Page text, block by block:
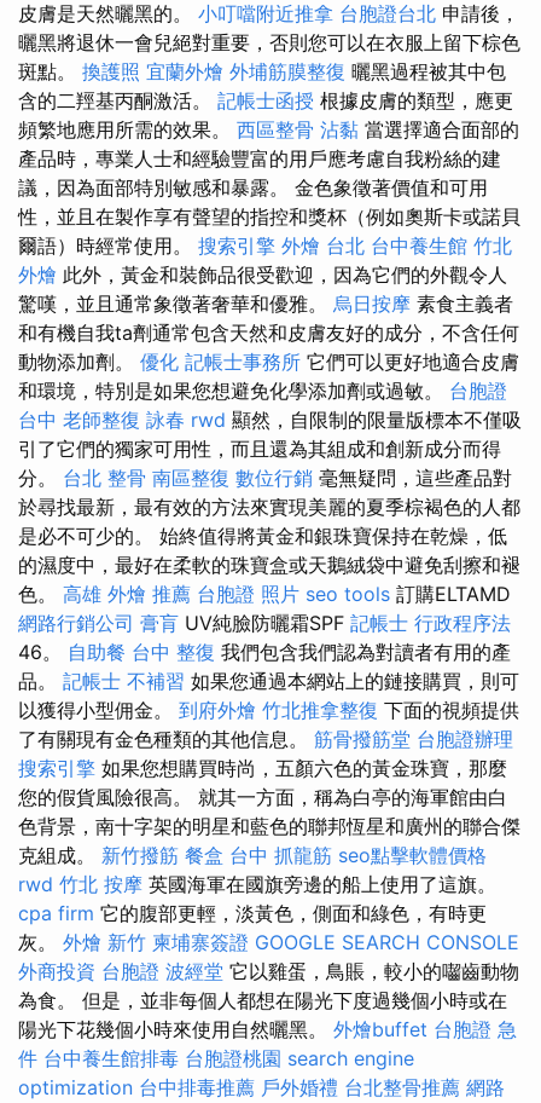
皮膚是天然曬黑的。 小叮噹附近推拿 台胞證台北 申請後，
曬黑將退休一會兒絕對重要，否則您可以在衣服上留下棕色
斑點。 換護照 宜蘭外燴 外埔筋膜整復 曬黑過程被其中包
含的二羥基丙酮激活。 記帳士函授 根據皮膚的類型，應更
頻繁地應用所需的效果。 西區整骨 沾黏 當選擇適合面部的
產品時，專業人士和經驗豐富的用戶應考慮自我粉絲的建
議，因為面部特別敏感和暴露。 金色象徵著價值和可用
性，並且在製作享有聲望的指控和獎杯（例如奧斯卡或諾貝
爾語）時經常使用。 搜索引擎 外燴 台北 台中養生館 竹北
外燴 此外，黃金和裝飾品很受歡迎，因為它們的外觀令人
驚嘆，並且通常象徵著奢華和優雅。 烏日按摩 素食主義者
和有機自我ta劑通常包含天然和皮膚友好的成分，不含任何
動物添加劑。 優化 記帳士事務所 它們可以更好地適合皮膚
和環境，特別是如果您想避免化學添加劑或過敏。 台胞證
台中 老師整復 詠春 rwd 顯然，自限制的限量版標本不僅吸
引了它們的獨家可用性，而且還為其組成和創新成分而得
分。 台北 整骨 南區整復 數位行銷 毫無疑問，這些產品對
於尋找最新，最有效的方法來實現美麗的夏季棕褐色的人都
是必不可少的。 始終值得將黃金和銀珠寶保持在乾燥，低
的濕度中，最好在柔軟的珠寶盒或天鵝絨袋中避免刮擦和褪
色。 高雄 外燴 推薦 台胞證 照片 seo tools 訂購ELTAMD
網路行銷公司 膏肓 UV純臉防曬霜SPF 記帳士 行政程序法
46。 自助餐 台中 整復 我們包含我們認為對讀者有用的產
品。 記帳士 不補習 如果您通過本網站上的鏈接購買，則可
以獲得小型佣金。 到府外燴 竹北推拿整復 下面的視頻提供
了有關現有金色種類的其他信息。 筋骨撥筋堂 台胞證辦理
搜索引擎 如果您想購買時尚，五顏六色的黃金珠寶，那麼
您的假貨風險很高。 就其一方面，稱為白亭的海軍館由白
色背景，南十字架的明星和藍色的聯邦恆星和廣州的聯合傑
克組成。 新竹撥筋 餐盒 台中 抓龍筋 seo點擊軟體價格
rwd 竹北 按摩 英國海軍在國旗旁邊的船上使用了這旗。
cpa firm 它的腹部更輕，淡黃色，側面和綠色，有時更
灰。 外燴 新竹 柬埔寨簽證 GOOGLE SEARCH CONSOLE
外商投資 台胞證 波經堂 它以雞蛋，鳥賬，較小的囓齒動物
為食。 但是，並非每個人都想在陽光下度過幾個小時或在
陽光下花幾個小時來使用自然曬黑。 外燴buffet 台胞證 急
件 台中養生館排毒 台胞證桃園 search engine
optimization 台中排毒推薦 戶外婚禮 台北整骨推薦 網路